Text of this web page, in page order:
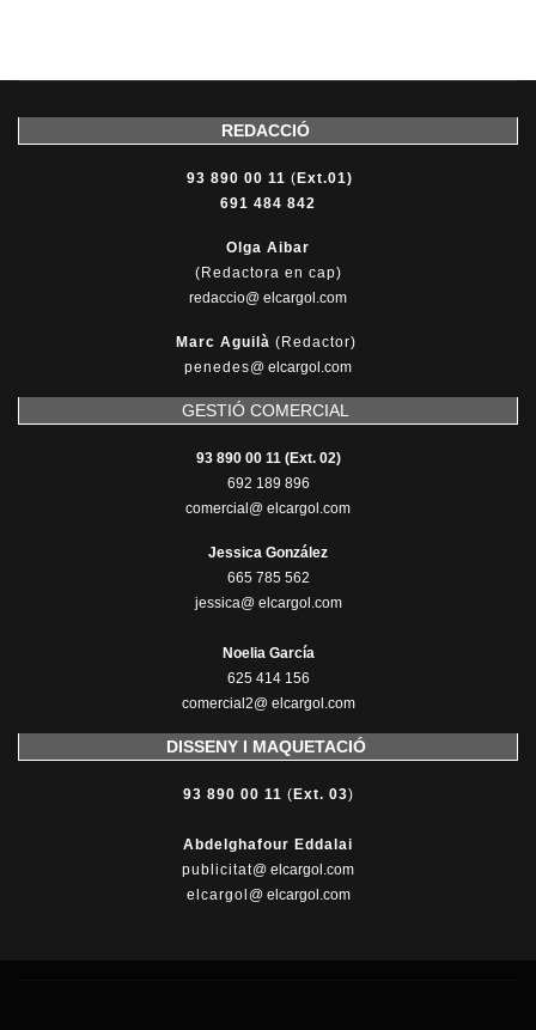
REDACCIÓ
93 890 00 11 ( Ext.01)
691 484 842
Olga Aibar
(Redactora en cap)
redaccio@ elcargol.com
Marc Aguilà (Redactor)
penedes@ elcargol.com
GESTIÓ COMERCIAL
93 890 00 11 (Ext. 02)
692 189 896
comercial@ elcargol.com
Jessica González
665 785 562
jessica@ elcargol.com
Noelia García
625 414 156
comercial2@ elcargol.com
DISSENY I MAQUETACIÓ
93 890 00 11 ( Ext. 03)
Abdelghafour Eddalai
publicitat@ elcargol.com
elcargol @ elcargol.com